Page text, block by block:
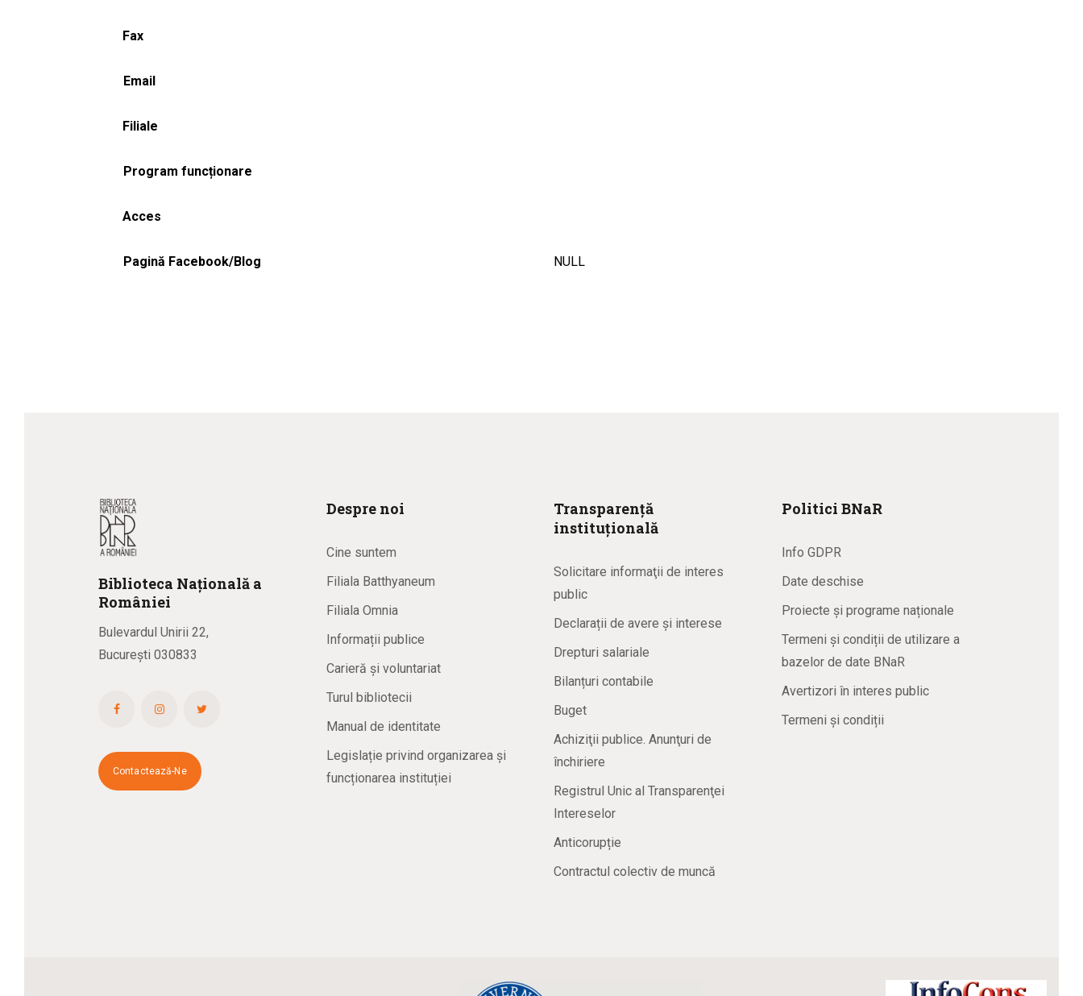
Fax
Email
Filiale
Program funcționare
Acces
Pagină Facebook/Blog NULL
Biblioteca Națională a
României
Bulevardul Unirii 22,
București 030833
Contactează-Ne
Despre noi
Cine suntem
Filiala Batthyaneum
Filiala Omnia
Informații publice
Carieră și voluntariat
Turul bibliotecii
Manual de identitate
Legislație privind organizarea și
funcționarea instituției
Transparență
instituțională
Solicitare informaţii de interes
public
Declarații de avere și interese
Drepturi salariale
Bilanțuri contabile
Buget
Achiziţii publice. Anunţuri de
închiriere
Registrul Unic al Transparenţei
Intereselor
Anticorupție
Contractul colectiv de muncă
Politici BNaR
Info GDPR
Date deschise
Proiecte și programe naționale
Termeni și condiții de utilizare a
bazelor de date BNaR
Avertizori în interes public
Termeni și condiții